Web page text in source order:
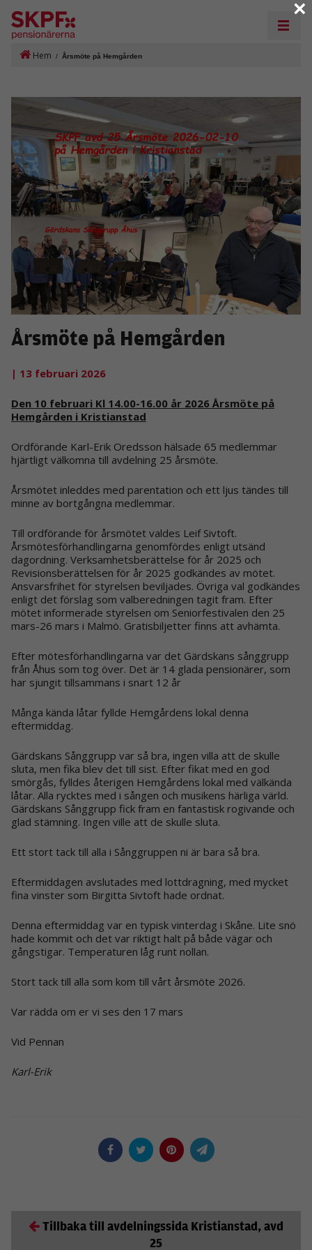
Hem / Årsmöte på Hemgården
Tillbaka till avdelningssida Kristianstad, avd
25
Årsmöte på Hemgården
| 13 februari 2026
Den 10 februari Kl 14.00-16.00 år 2026 Årsmöte på
Hemgården i Kristianstad
Ordförande Karl-Erik Oredsson hälsade 65 medlemmar
hjärtligt välkomna till avdelning 25 årsmöte.
Årsmötet inleddes med parentation och ett ljus tändes till
minne av bortgångna medlemmar.
Till ordförande för årsmötet valdes Leif Sivtoft.
Årsmötesförhandlingarna genomfördes enligt utsänd
dagordning. Verksamhetsberättelse för år 2025 och
Revisionsberättelsen för år 2025 godkändes av mötet.
Ansvarsfrihet för styrelsen beviljades. Övriga val godkändes
enligt det förslag som valberedningen tagit fram. Efter
mötet informerade styrelsen om Seniorfestivalen den 25
mars-26 mars i Malmö. Gratisbiljetter finns att avhämta.
Efter mötesförhandlingarna var det Gärdskans sånggrupp
från Åhus som tog över. Det är 14 glada pensionärer, som
har sjungit tillsammans i snart 12 år
Många kända låtar fyllde Hemgårdens lokal denna
eftermiddag.
Gärdskans Sånggrupp var så bra, ingen villa att de skulle
sluta, men fika blev det till sist. Efter fikat med en god
smörgås, fylldes återigen Hemgårdens lokal med välkända
låtar. Alla rycktes med i sången och musikens härliga värld.
Gärdskans Sånggrupp fick fram en fantastisk rogivande och
glad stämning. Ingen ville att de skulle sluta.
Ett stort tack till alla i Sånggruppen ni är bara så bra.
Eftermiddagen avslutades med lottdragning, med mycket
fina vinster som Birgitta Sivtoft hade ordnat.
Denna eftermiddag var en typisk vinterdag i Skåne. Lite snö
hade kommit och det var riktigt halt på både vägar och
gångstigar. Temperaturen låg runt nollan.
Stort tack till alla som kom till vårt årsmöte 2026.
Var rädda om er vi ses den 17 mars
Vid Pennan
Karl-Erik
×